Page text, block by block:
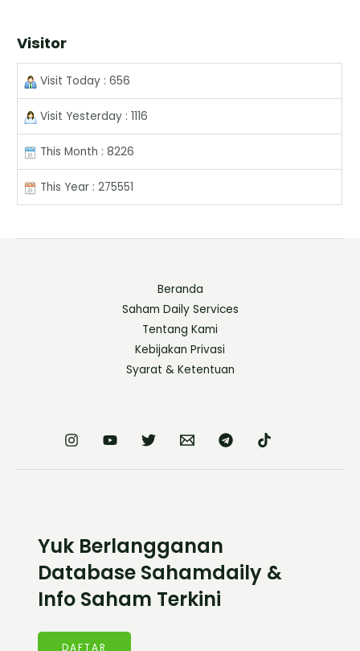
Visitor
Visit Today : 656
Visit Yesterday : 1116
This Month : 8226
This Year : 275551
Beranda
Saham Daily Services
Tentang Kami
Kebijakan Privasi
Syarat & Ketentuan
Yuk Berlangganan
Database Sahamdaily &
Info Saham Terkini
DAFTAR